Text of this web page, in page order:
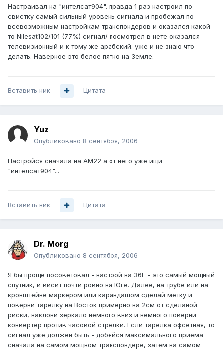
Настраивал на "интелсат904". правда 1 раз настроил по
свистку самый сильный уровень сигнала и пробежал по
всевозможным настройкам транспондеров и оказался какой-
то Nilesat102/101 (77%) сигнал/ посмотрел в нете оказался
телевизионный и к тому же арабский. уже и не знаю что
делать. Наверное это белое пятно на Земле.
Вставить ник Цитата
Yuz
Опубликовано 8 сентября, 2006
Настройся сначала на АМ22 а от него уже ищи
"интелсат904"...
Вставить ник Цитата
Dr. Morg
Опубликовано 8 сентября, 2006
Я бы проще посоветовал - настрой на 36Е - это самый мощный
спутник, и висит почти ровно на Юге. Далее, на трубе или на
кронштейне маркером или карандашом сделай метку и
поверни тарелку на Восток примерно на 2см от сделаной
риски, наклони зеркало немного вниз и немного поверни
конвертер против часовой стрелки. Если тарелка офсетная, то
сигнал уже должен быть - добейся максимального приёма
сначала на самом мощном транспондере, затем на самом